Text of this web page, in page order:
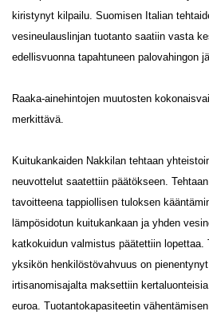
kiristynyt kilpailu. Suomisen Italian
vesineulauslinjan tuotanto saatiin vasta
edellisvuonna tapahtuneen palovahingon
Raaka-ainehintojen muutosten
merkittävä.
Kuitukankaiden Nakkilan tehtaan
neuvottelut saatettiin päätökseen.
tavoitteena tappiollisen tuloksen
lämpösidotun kuitukankaan ja yhden
katkokuidun valmistus päätettiin lopettaa.
yksikön henkilöstövahvuus on
irtisanomisajalta maksettiin
euroa. Tuotantokapasiteetin